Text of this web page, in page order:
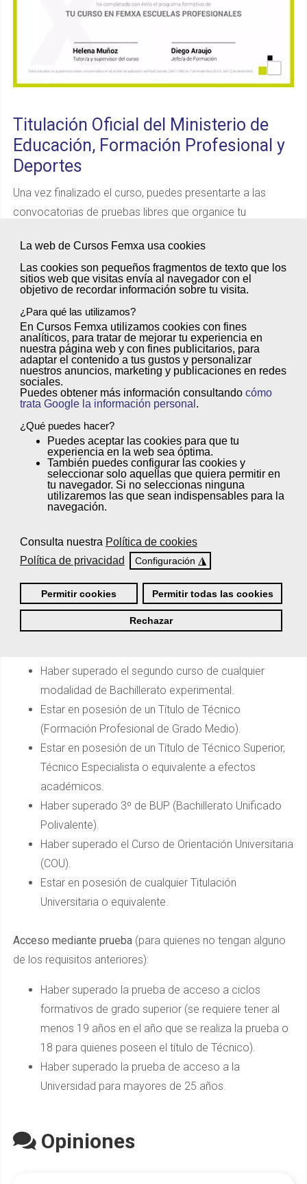
La web de Cursos Femxa usa cookies
Las cookies son pequeños fragmentos de textoque los
sitios web que visitas envía al navegadorcon el
objetivo de recordar información sobre tu visita.
¿Para qué las utilizamos?
En Cursos Femxa utilizamos cookies con fines
analíticos, para tratar de mejorar tu experiencia en
nuestra página web y con fines publicitarios, para
adaptar el contenido a tus gustos y personalizar
nuestros anuncios, marketing y publicaciones en redes
sociales.
Puedes obtener más información consultando cómo
trata Google la información personal .
¿Qué puedes hacer?
Puedes aceptarlas cookies para que tu
experiencia en la web sea óptima.
También puedes configurarlas cookies y
seleccionar solo aquellas que quiera permitir en
tu navegador. Si no seleccionas ninguna
utilizaremos las que sean indispensables para la
navegación.
Consulta nuestra Política de cookies
Política de privacidad
Configuración ◮
Permitir cookies Permitir todas las cookies
Rechazar
Titulación Oficial del Ministerio de
Educación, Formación Profesional y
Deportes
Una vez finalizado el curso, puedes presentarte a las
convocatorias de pruebas libres que organice tu
Formación Profesional de grado D(Ciclo Formativo de
Grado Superior) con validez en todo el territorio nacional.
Además, podrás acreditar las
competencias profesionales
adquiridas y obtener unaTitulación
Oficial. Desde Femxa Escuelas
Profesionales te asesoraremos en todo
el proceso.¡Pregúntanos!
¿Quieres obtener tu título oficial de
Técnico Superior en Desarrollo de
Aplicaciones Multiplataforma?
Podrás acceder las pruebas libres de grado superior
cuando reúnas alguno de los siguientes requisitos
deacceso directo:
Estar en posesión del Título de Bachiller, o de un
certificado acreditativo de haber superado todas
Haber superado el segundo curso de cualquier
modalidad de Bachillerato experimental.
Estar en posesión de un Título de Técnico
(Formación Profesional de Grado Medio).
Estar en posesión de un Título de Técnico Superior,
Técnico Especialista o equivalente a efectos
académicos.
Haber superado 3º de BUP (Bachillerato Unificado
Polivalente).
Haber superado el Curso de Orientación Universitaria
(COU).
Estar en posesión de cualquier Titulación
Universitaria o equivalente.
Acceso mediante prueba (para quienes no tengan alguno
de los requisitos anteriores):
Haber superado la prueba de acceso a ciclos
formativos de grado superior (se requiere tener al
menos 19 años en el año que se realiza la prueba o
18 para quienes poseen el título de Técnico).
Haber superado la prueba de acceso a la
Universidad para mayores de 25 años.
Opiniones